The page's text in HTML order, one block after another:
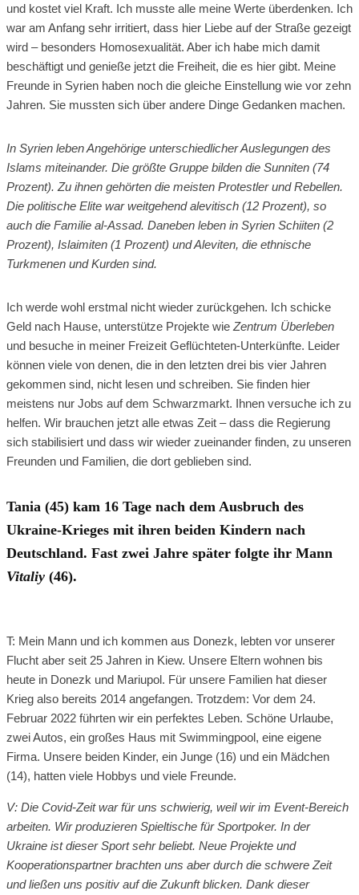
und kostet viel Kraft. Ich musste alle meine Werte überdenken. Ich
war am Anfang sehr irritiert, dass hier Liebe auf der Straße gezeigt
wird – besonders Homosexualität. Aber ich habe mich damit
beschäftigt und genieße jetzt die Freiheit, die es hier gibt. Meine
Freunde in Syrien haben noch die gleiche Einstellung wie vor zehn
Jahren. Sie mussten sich über andere Dinge Gedanken machen.
In Syrien leben Angehörige unterschiedlicher Auslegungen des
Islams miteinander. Die größte Gruppe bilden die Sunniten (74
Prozent). Zu ihnen gehörten die meisten Protestler und Rebellen.
Die politische Elite war weitgehend alevitisch (12 Prozent), so
auch die Familie al-Assad. Daneben leben in Syrien Schiiten (2
Prozent), Islaimiten (1 Prozent) und Aleviten, die ethnische
Turkmenen und Kurden sind.
Ich werde wohl erstmal nicht wieder zurückgehen. Ich schicke
Geld nach Hause, unterstütze Projekte wie Zentrum Überleben
und besuche in meiner Freizeit Geflüchteten-Unterkünfte. Leider
können viele von denen, die in den letzten drei bis vier Jahren
gekommen sind, nicht lesen und schreiben. Sie finden hier
meistens nur Jobs auf dem Schwarzmarkt. Ihnen versuche ich zu
helfen. Wir brauchen jetzt alle etwas Zeit – dass die Regierung
sich stabilisiert und dass wir wieder zueinander finden, zu unseren
Freunden und Familien, die dort geblieben sind.
Tania (45) kam 16 Tage nach dem Ausbruch des
Ukraine-Krieges mit ihren beiden Kindern nach
Deutschland. Fast zwei Jahre später folgte ihr Mann
Vitaliy (46).
T: Mein Mann und ich kommen aus Donezk, lebten vor unserer
Flucht aber seit 25 Jahren in Kiew. Unsere Eltern wohnen bis
heute in Donezk und Mariupol. Für unsere Familien hat dieser
Krieg also bereits 2014 angefangen. Trotzdem: Vor dem 24.
Februar 2022 führten wir ein perfektes Leben. Schöne Urlaube,
zwei Autos, ein großes Haus mit Swimmingpool, eine eigene
Firma. Unsere beiden Kinder, ein Junge (16) und ein Mädchen
(14), hatten viele Hobbys und viele Freunde.
V: Die Covid-Zeit war für uns schwierig, weil wir im Event-Bereich
arbeiten. Wir produzieren Spieltische für Sportpoker. In der
Ukraine ist dieser Sport sehr beliebt. Neue Projekte und
Kooperationspartner brachten uns aber durch die schwere Zeit
und ließen uns positiv auf die Zukunft blicken. Dank dieser